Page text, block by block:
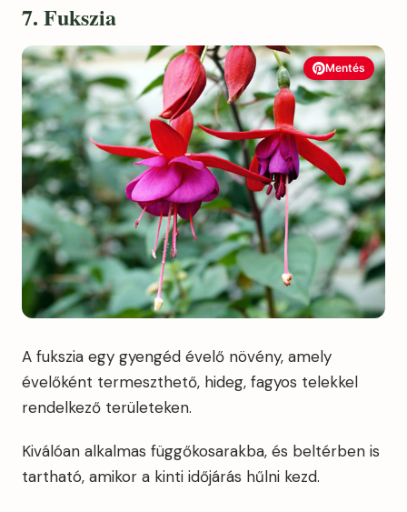
7. Fukszia
Mentés
A fukszia egy gyengéd évelő növény, amely
évelőként termeszthető, hideg, fagyos telekkel
rendelkező területeken.
Kiválóan alkalmas függőkosarakba, és beltérben is
tartható, amikor a kinti időjárás hűlni kezd.